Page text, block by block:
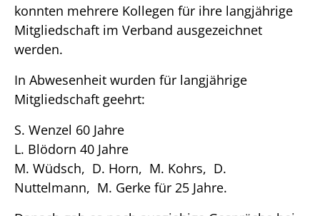
konnten mehrere Kollegen für ihre langjährige
Mitgliedschaft im Verband ausgezeichnet
werden.
In Abwesenheit wurden für langjährige
Mitgliedschaft geehrt:
S. Wenzel 60 Jahre
L. Blödorn 40 Jahre
M. Wüdsch, D. Horn, M. Kohrs, D.
Nuttelmann, M. Gerke für 25 Jahre.